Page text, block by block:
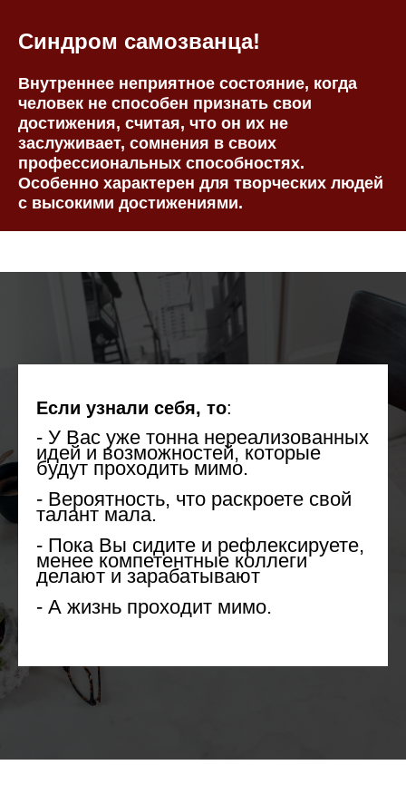
Синдром самозванца!
Внутреннее неприятное состояние, когда
человек не способен признать свои
достижения, считая, что он их не
заслуживает, сомнения в своих
профессиональных способностях.
Особенно характерен для творческих людей
с высокими достижениями.
Если узнали себя, то:
- У Вас уже тонна нереализованных
идей и возможностей, которые
будут проходить мимо.
- Вероятность, что раскроете свой
талант мала.
- Пока Вы сидите и рефлексируете,
менее компетентные коллеги
делают и зарабатывают
- А жизнь проходит мимо.